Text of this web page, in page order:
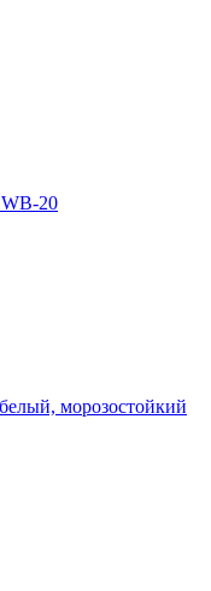
20
морозостойкий